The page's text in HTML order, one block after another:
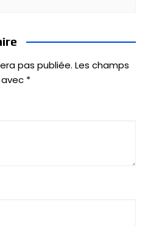
pas publiée. Les champs
*